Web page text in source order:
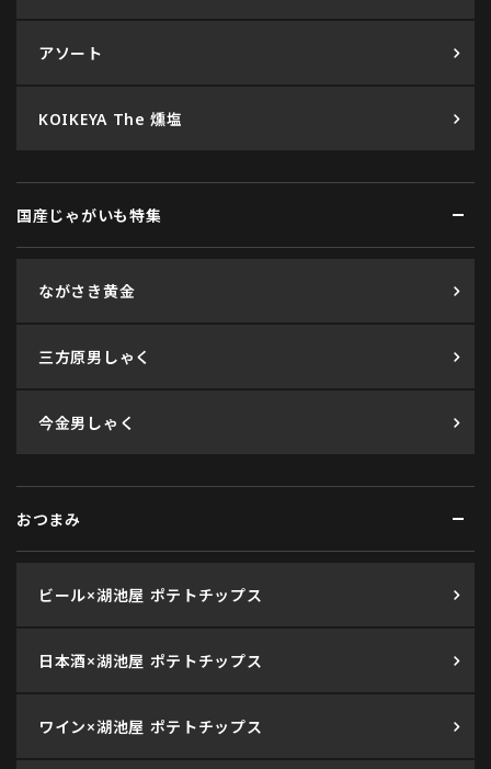
アソート
KOIKEYA The 燻塩
国産じゃがいも特集
ながさき黄金
三方原男しゃく
今金男しゃく
おつまみ
ビール×湖池屋 ポテトチップス
日本酒×湖池屋 ポテトチップス
ワイン×湖池屋 ポテトチップス